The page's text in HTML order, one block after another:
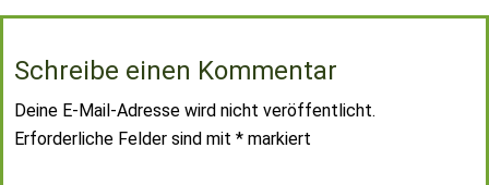
Schreibe einen Kommentar
Deine E-Mail-Adresse wird nicht veröffentlicht.
Erforderliche Felder sind mit * markiert